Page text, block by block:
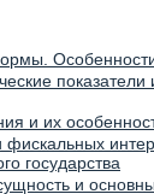
и их
государства
и